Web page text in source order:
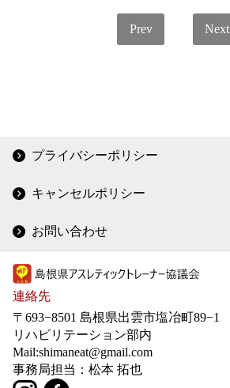
Prev Next
プライバシーポリシー
キャンセルポリシー
お問い合わせ
連絡先
〒693−8501 島根県出雲市塩冶町89−1
リハビリテーション部内
Mail:shimaneat@gmail.com
事務局担当：松本 拓也